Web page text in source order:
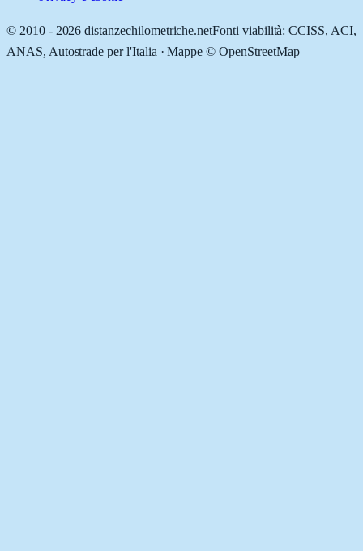
© 2010 - 2026 distanzechilometriche.netFonti viabilità: CCISS, ACI,
ANAS, Autostrade per l'Italia · Mappe © OpenStreetMap